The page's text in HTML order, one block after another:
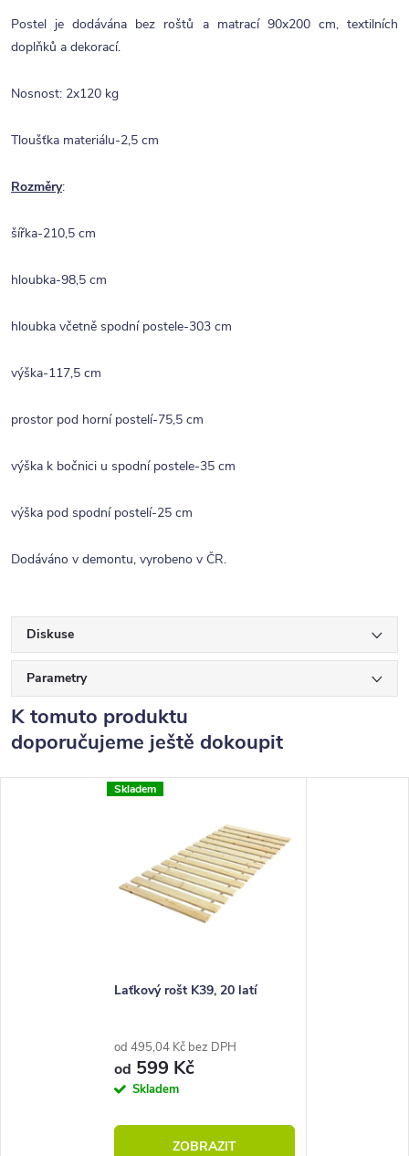
Postel je dodávána bez roštů a matrací 90x200 cm, textilních
doplňků a dekorací.
Nosnost: 2x120 kg
Tloušťka materiálu-2,5 cm
Rozměry:
šířka-210,5 cm
hloubka-98,5 cm
hloubka včetně spodní postele-303 cm
výška-117,5 cm
prostor pod horní postelí-75,5 cm
výška k bočnici u spodní postele-35 cm
výška pod spodní postelí-25 cm
Dodáváno v demontu, vyrobeno v ČR.
Diskuse
Parametry
K tomuto produktu
doporučujeme ještě dokoupit
Skladem
Laťkový rošt K39, 20 latí
od 495,04 Kč bez DPH
od 599 Kč
Skladem
ZOBRAZIT